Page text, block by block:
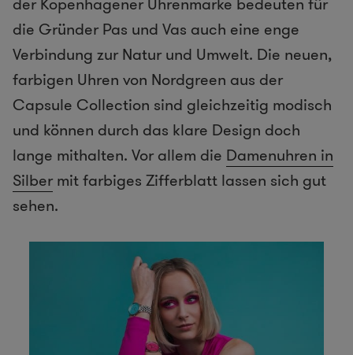
die Gründer Pas und Vas auch eine enge
Verbindung zur Natur und Umwelt. Die neuen,
farbigen Uhren von Nordgreen aus der
Capsule Collection sind gleichzeitig modisch
und können durch das klare Design doch
lange mithalten. Vor allem die Damenuhren in
Silber mit farbiges Zifferblatt lassen sich gut
sehen.